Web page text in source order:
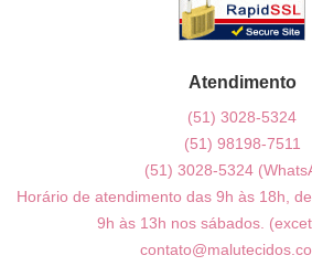
Atendimento
(51) 3028-5324
(51) 98198-7511
(51) 3028-5324
Horário de atendimento das 9h às 18h,
9h às 13h nos sábados.